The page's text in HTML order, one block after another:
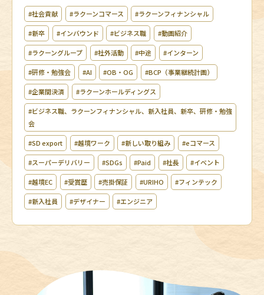
#社会貢献 #ラクーンコマース #ラクーンフィナンシャル
#新卒 #インバウンド #ビジネス職 #動画紹介
#ラクーングループ #社外活動 #中途 #インターン
#研修・勉強会 #AI #OB・OG #BCP（事業継続計画）
#企業間決済 #ラクーンホールディングス
#ビジネス職、ラクーンフィナンシャル、新入社員、新卒、研修・勉強
会
#SD export #越境ワーク #新しい取り組み #eコマース
#スーパーデリバリー #SDGs #Paid #社長 #イベント
#越境EC #受賞歴 #売掛保証 #URIHO #フィンテック
#新入社員 #デザイナー #エンジニア